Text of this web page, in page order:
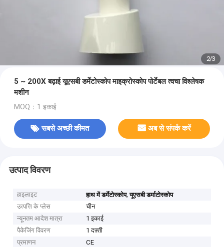
2/3
5 ~ 200X बढ़ाई यूएसबी डर्मेटोस्कोप माइक्रोस्कोप पोर्टेबल त्वचा विश्लेषक
मशीन
MOQ：1 इकाई
सबसे अच्छी कीमत अब से संपर्क करें
उत्पाद विवरण
हाइलाइट हाथ में डर्मेटोस्कोप,यूएसबी डर्माटोस्कोप
उत्पत्ति के प्लेस
चीन
न्यूनतम आदेश मात्रा
1 इकाई
पैकेजिंग विवरण
1 दफ़्ती
प्रमाणन
CE